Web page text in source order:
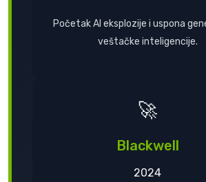
Početak AI eksplozije i uspona
veštačke inteligencije.
🚀
Blackwell
2024